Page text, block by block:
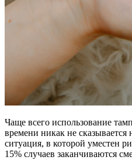
Чаще всего использование
времени никак не сказывается
ситуация, в которой уместен
15% случаев заканчиваются